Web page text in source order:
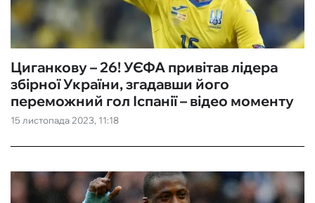
15 листопада 2023, 11:18
Циганкову – 26! УЄФА привітав лідера
збірної України, згадавши його
переможний гол Іспанії – відео моменту